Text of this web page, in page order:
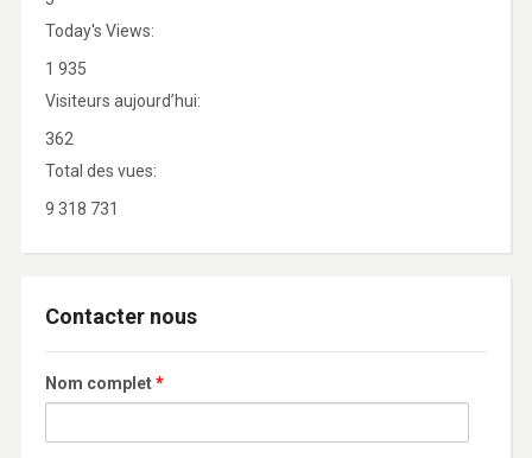
Today's Views:
1 935
Visiteurs aujourd’hui:
362
Total des vues:
9 318 731
Contacter nous
Nom complet*